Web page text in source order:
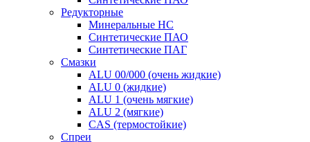
Редукторные
Минеральные HC
Синтетические ПАО
Синтетические ПАГ
Смазки
ALU 00/000 (очень жидкие)
ALU 0 (жидкие)
ALU 1 (очень мягкие)
ALU 2 (мягкие)
CAS (термостойкие)
Спреи